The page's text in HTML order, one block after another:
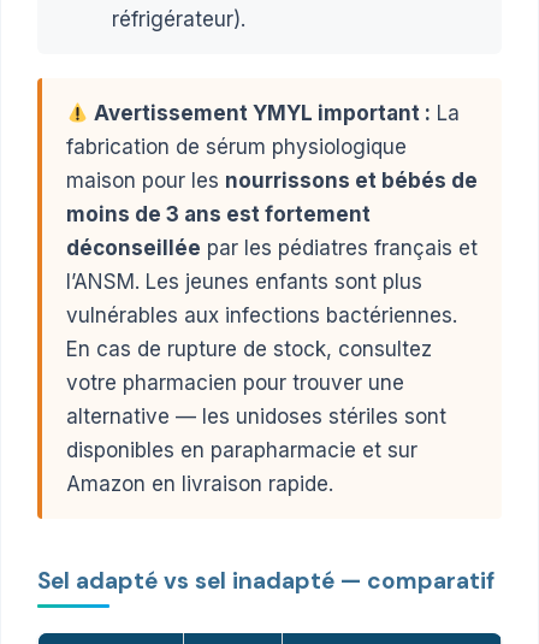
réfrigérateur).
Avertissement YMYL important : La
fabrication de sérum physiologique
maison pour les nourrissons et bébés de
moins de 3 ans est fortement
déconseillée par les pédiatres français et
l’ANSM. Les jeunes enfants sont plus
vulnérables aux infections bactériennes.
En cas de rupture de stock, consultez
votre pharmacien pour trouver une
alternative — les unidoses stériles sont
disponibles en parapharmacie et sur
Amazon en livraison rapide.
Sel adapté vs sel inadapté — comparatif